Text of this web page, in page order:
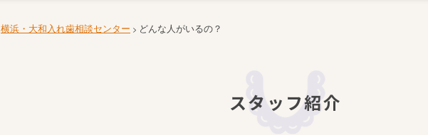
横浜・大和入れ歯相談センター > どんな人がいるの？
スタッフ紹介